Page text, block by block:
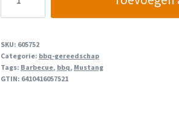
cm
Spies
aantal
SKU: 605752
Categorie: bbq-gereedschap
Tags: Barbecue, bbq, Mustang
GTIN: 6410416057521